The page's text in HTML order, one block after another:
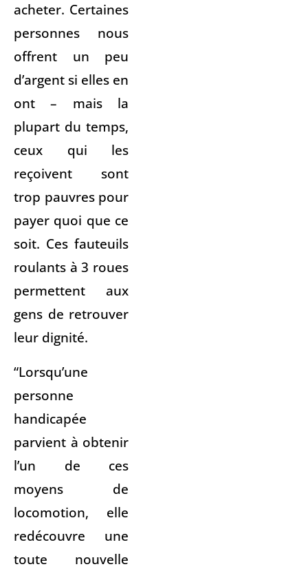
acheter. Certaines
personnes nous
offrent un peu
d’argent si elles en
ont – mais la
plupart du temps,
ceux qui les
reçoivent sont
trop pauvres pour
payer quoi que ce
soit. Ces fauteuils
roulants à 3 roues
permettent aux
gens de retrouver
leur dignité.
“Lorsqu’une
personne
handicapée
parvient à obtenir
l’un de ces
moyens de
locomotion, elle
redécouvre une
toute nouvelle